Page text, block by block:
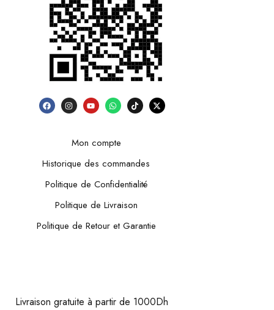
Mon compte
Historique des commandes
Politique de Confidentialité
Politique de Livraison
Politique de Retour et Garantie
Livraison gratuite à partir de 1000Dh